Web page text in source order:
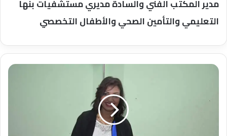
مدير المكتب الفني والسادة مديري مستشفيات بنها
التعليمي والتأمين الصحي والأطفال التخصصي
رسالة
حلوان